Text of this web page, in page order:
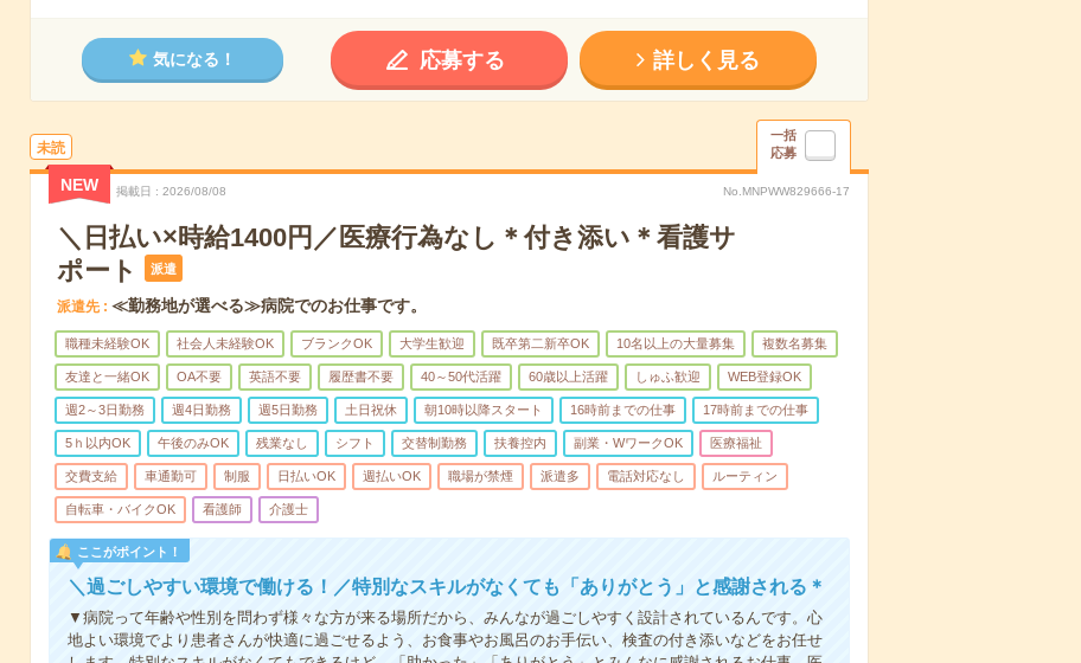
気になる！ 応募する 詳しく見る
未読
一括
応募
NEW 掲載日 2026/08/08 No.MNPWW829666-17
＼日払い×時給1400円／医療行為なし＊付き添い＊看護サ
ポート
派遣
派遣先 ≪勤務地が選べる≫病院でのお仕事です。
職種未経験OK 社会人未経験OK ブランクOK 大学生歓迎 既卒第二新卒OK 10名以上の大量募集 複数名募集
友達と一緒OK OA不要 英語不要 履歴書不要 40～50代活躍 60歳以上活躍 しゅふ歓迎 WEB登録OK
週2～3日勤務 週4日勤務 週5日勤務 土日祝休 朝10時以降スタート 16時前までの仕事 17時前までの仕事
5ｈ以内OK 午後のみOK 残業なし シフト 交替制勤務 扶養控内 副業・WワークOK 医療福祉
交費支給 車通勤可 制服 日払いOK 週払いOK 職場が禁煙 派遣多 電話対応なし ルーティン
自転車・バイクOK 看護師 介護士
ここがポイント！
＼過ごしやすい環境で働ける！／特別なスキルがなくても「ありがとう」と感謝される＊
▼病院って年齢や性別を問わず様々な方が来る場所だから、みんなが過ごしやすく設計されているんです。心
地よい環境でより患者さんが快適に過ごせるよう、お食事やお風呂のお手伝い、検査の付き添いなどをお任せ